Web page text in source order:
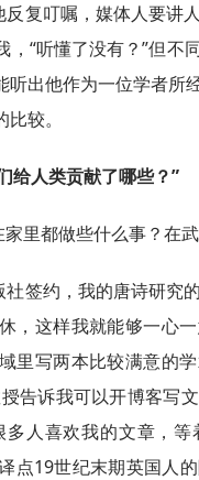
复叮嘱，媒体人要讲
“听懂了没有？”但不
出他作为一位学者所
较。
给人类贡献了哪些？”
里都做些什么事？在
签约，我的唐诗研究
，这样我就能够一心
里写两本比较满意的
告诉我可以开博客写
人喜欢我的文章，
点19世纪末期英国人